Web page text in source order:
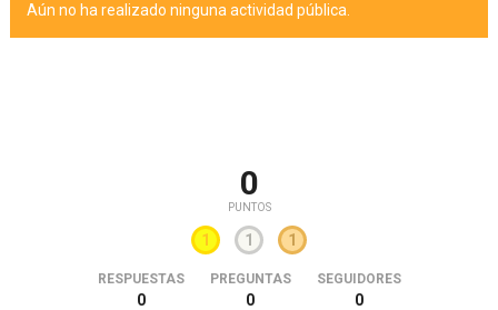
Aún no ha realizado ninguna actividad pública.
0
PUNTOS
1 1 1
RESPUESTAS
0
PREGUNTAS
0
SEGUIDORES
0